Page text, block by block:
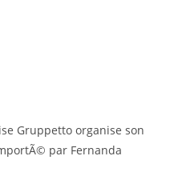
Gruppetto organise son
par Fernanda